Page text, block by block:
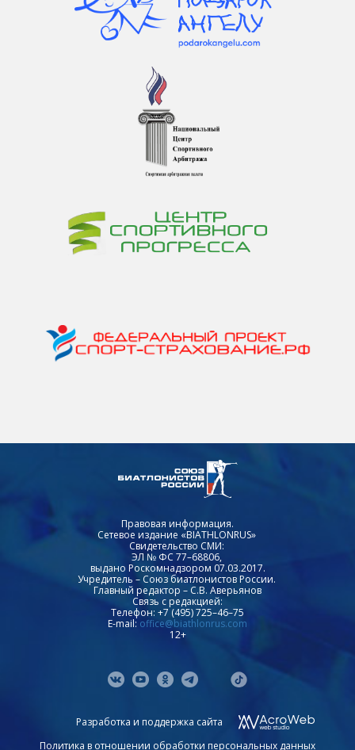
Правовая информация.
Сетевое издание «BIATHLONRUS»
Свидетельство СМИ:
ЭЛ № ФС 77–68806,
выдано Роскомнадзором 07.03.2017.
Учредитель – Союз биатлонистов России.
Главный редактор – С.В. Аверьянов
Связь с редакцией:
Телефон: +7 (495) 725–46–75
E-mail: office@biathlonrus.com
12+
Разработка и поддержка сайта
Политика в отношении обработки персональных данных